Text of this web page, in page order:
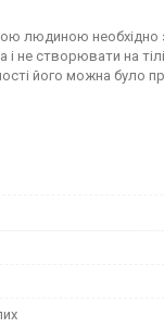
людиною необхідно
а і не створювати на
його можна було